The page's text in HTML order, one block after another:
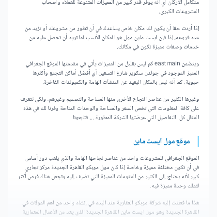
متكامل الأركان أي أنه يوفر قدر كبير من المميزات المتنوعة للعملاء وأصحاب
المشروعات الكبرى.
إذا أردت حقا أن يكون لك مكان خاص يساعدك في أن تطور من مشروعك أو تزيد من
عدد فروعه، إذا فإن ايست ماين مول هو المكان الأنسب لما تريد أن تحصل عليه من
خدمات وصفات مميزة تكون في مكانك.
ويتضمن east main كم ليس بقليل من المميزات يأتي في مقدمتها الموقع الجغرافي
المميز الموجود في جولدن سكوير شارع التسعين أي أفضل أماكن التجمع وأكثرها
حيوية، كما أنه ليس بالمكان البعيد عن المنشآت الهامة والكمبوندات الفاخرة.
وغيرها الكثير من عناصر النجاح الأخرى منها المساحة والتصميم وغيرهم، ولكي تتعرف
على كافة المعلومات التي تخص السعر والمساحة والوحدات المتاحة وفرنا لك في هذه
المقال كل التفاصيل التي عرضتها الشركة المطورة ... فتابعونا
موقع مول ايست ماين
الموقع الجغرافي للمشروعات واحد من عناصر نجاحها الهامة والذي يلعب دور أساس
في أن تكون مختلفة مميزة وخاصة إذا كان مول موبكو القاهرة الجديدة مركز تجاري
كبير لأنه يحتاج إلى الكثير من المقومات المميزة التي تضيف إليه وتجعل هناك فرص أكثر
لتملك وحدة مميزة فيه.
هذا ما فطنت إليه شركة موبكو العقارية عند البدء في إنشاء واحد من اهم المولات في
القاهرة الجديدة وهو مول ايست ماين القاهرة الجديدة الذي يعد من الأعمال المعمارية